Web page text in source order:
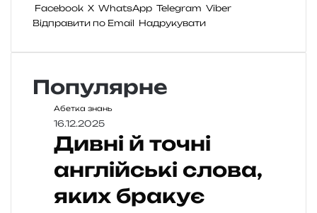
Facebook X WhatsApp Telegram Viber
Відправити по Email Надрукувати
Популярне
Абетка знань
16.12.2025
Дивні й точні
англійські слова,
яких бракує